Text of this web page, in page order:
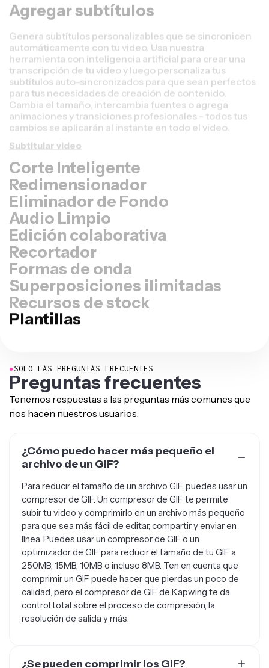
Agregar subtítulos
Genera subtítulos personalizables que se sincronicen
automáticamente con tu video. Usa nuestra
herramienta con inteligencia artificial para crear una
transcripción de tu video y luego personaliza tus
subtítulos auto-sincronizados para que sean perfectos
para tus necesidades de creación de contenido.
Cambia el tamaño, intercambia fuentes o agrega
animaciones y transiciones profesionales - todos tus
cambios se aplicarán al instante en todo el video.
Subtitular video
Corte Inteligente
Redimensionador
Eliminador de Fondo
Audio Limpio
Edición colaborativa
Recortador
Formas de onda
Superposiciones ilimitadas
Recursos de stock
Plantillas
●SOLO LAS PREGUNTAS FRECUENTES
Preguntas frecuentes
Tenemos respuestas a las preguntas más comunes que
nos hacen nuestros usuarios.
¿Cómo puedo hacer más pequeño el
archivo de un GIF?
Para reducir el tamaño de un archivo GIF, puedes usar un
compresor de GIF. Un compresor de GIF te permite
subir tu video y comprimirlo en un archivo más pequeño
para que sea más fácil de editar, compartir y enviar en
línea. Puedes usar un compresor de GIF o un
optimizador de GIF para reducir el tamaño de tu GIF a
250MB, 15MB, 10MB o incluso 8MB. Ten en cuenta que
comprimir un GIF puede hacer que pierdas un poco de
calidad, pero el compresor de GIF de Kapwing te da
control total sobre el proceso de compresión, la
resolución de salida y más.
¿Se pueden comprimir los GIF?